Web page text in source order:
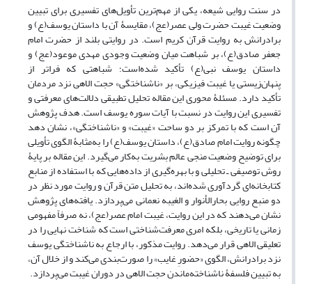
در سنت روایی شیعه، یکی از مهم‌ترین تأویل‌های تفسیری برای تبیین
وضعیت غیبت حضرت ولی عصر(عج)، مقایسۀ آن با داستان یوسف(ع) و
برادرانش به روایت قرآن کریم است. در روایتی بلند از حضرت امام
جعفر صادق(ع)، بر شباهت میان وضعیت وجودی مهدی موعود(عج) و
داستان یوسف نبی(ع) تأکید شده‌است؛ شباهتی که فراتر از
پنهان‌زیستی یا غیبت فیزیکی، بر «ناشناختگی» حجت الاهی نزد مردمان
تأکید دارد. مسئلۀ محوری این مقاله تحلیل تطبیقی دلالت‌های معرفتی و
تفسیری این روایت در نسبت با آیات سوره یوسف است. هدف پژوهش
آن است که با تمرکز بر دو ساحت «غیبت» و «ناشناختگی»، نشان دهد
چگونه روایت امام صادق(ع)، داستان یوسف(ع) را به‌مثابۀ الگوی تأویلی
برای توضیح وضعیت منجی عالم بشریت به‌کار می‌گیرد. این مقاله بر پایۀ
روش توصیفی ـ تحلیلی و با بهره‌گیری از داده‌هایی که با استفاده از منابع
کتابخانه‌ای گردآوری شده‌اند، به تحلیل متن قرآن و روایت مورد نظر در
دو منبع روایی بحارالأنوار و الغیبه نعمانی می‌پردازد. یافته‌های پژوهش
نشان می‌دهند که در این روایت، غیبت امام عصر(عج)، نه صرفاً مفهومی
زمانی یا تاریخی، بلکه امری معرفت‌شناختی است که شناخت نهایی را در
تعلیقی الاهی قرار می‌دهد. روایت مذکور، با ارجاع به ناشناختگی یوسف
نزد برادرانش، الگوی «حضورِ غایب» را صورت‌بندی می‌کند و از خلال آن،
به تبیین فلسفۀ ناشناخته‌ماندن حجت الاهی در دوران غیبت می‌پردازد.